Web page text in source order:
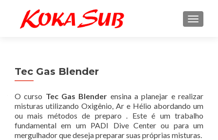
Tec Gas Blender
O curso Tec Gas Blender ensina a planejar e realizar
misturas utilizando Oxigênio, Ar e Hélio abordando um
ou mais métodos de preparo . Este é um trabalho
fundamental em um PADI Dive Center ou para um
mergulhador que deseja preparar suas próprias misturas.